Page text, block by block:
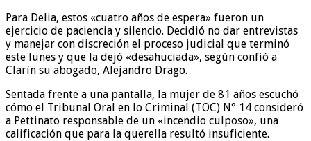
Para Delia, estos «cuatro años de espera» fueron un
ejercicio de paciencia y silencio. Decidió no dar entrevistas
y manejar con discreción el proceso judicial que terminó
este lunes y que la dejó «desahuciada», según confió a
Clarín su abogado, Alejandro Drago.
Sentada frente a una pantalla, la mujer de 81 años escuchó
cómo el Tribunal Oral en lo Criminal (TOC) N° 14 consideró
a Pettinato responsable de un «incendio culposo», una
calificación que para la querella resultó insuficiente.